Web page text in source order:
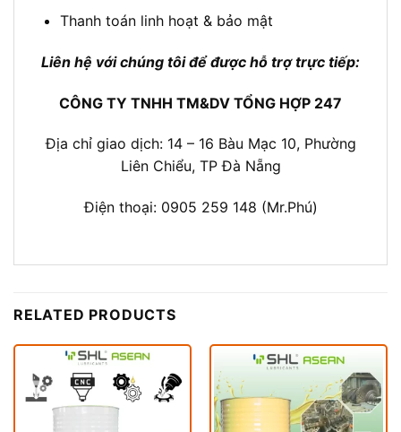
Thanh toán linh hoạt & bảo mật
Liên hệ với chúng tôi để được hỗ trợ trực tiếp:
CÔNG TY TNHH TM&DV TỔNG HỢP 247
Địa chỉ giao dịch: 14 – 16 Bàu Mạc 10, Phường
Liên Chiểu, TP Đà Nẵng
Điện thoại: 0905 259 148 (Mr.Phú)
RELATED PRODUCTS